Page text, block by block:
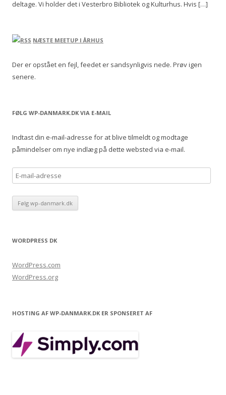
deltage. Vi holder det i Vesterbro Bibliotek og Kulturhus. Hvis […]
NÆSTE MEETUP I ÅRHUS
Der er opstået en fejl, feedet er sandsynligvis nede. Prøv igen
senere.
FØLG WP-DANMARK.DK VIA E-MAIL
Indtast din e-mail-adresse for at blive tilmeldt og modtage
påmindelser om nye indlæg på dette websted via e-mail.
-
m
a
d
r
WORDPRESS DK
WordPress.com
WordPress.org
HOSTING AF WP-DANMARK.DK ER SPONSERET AF